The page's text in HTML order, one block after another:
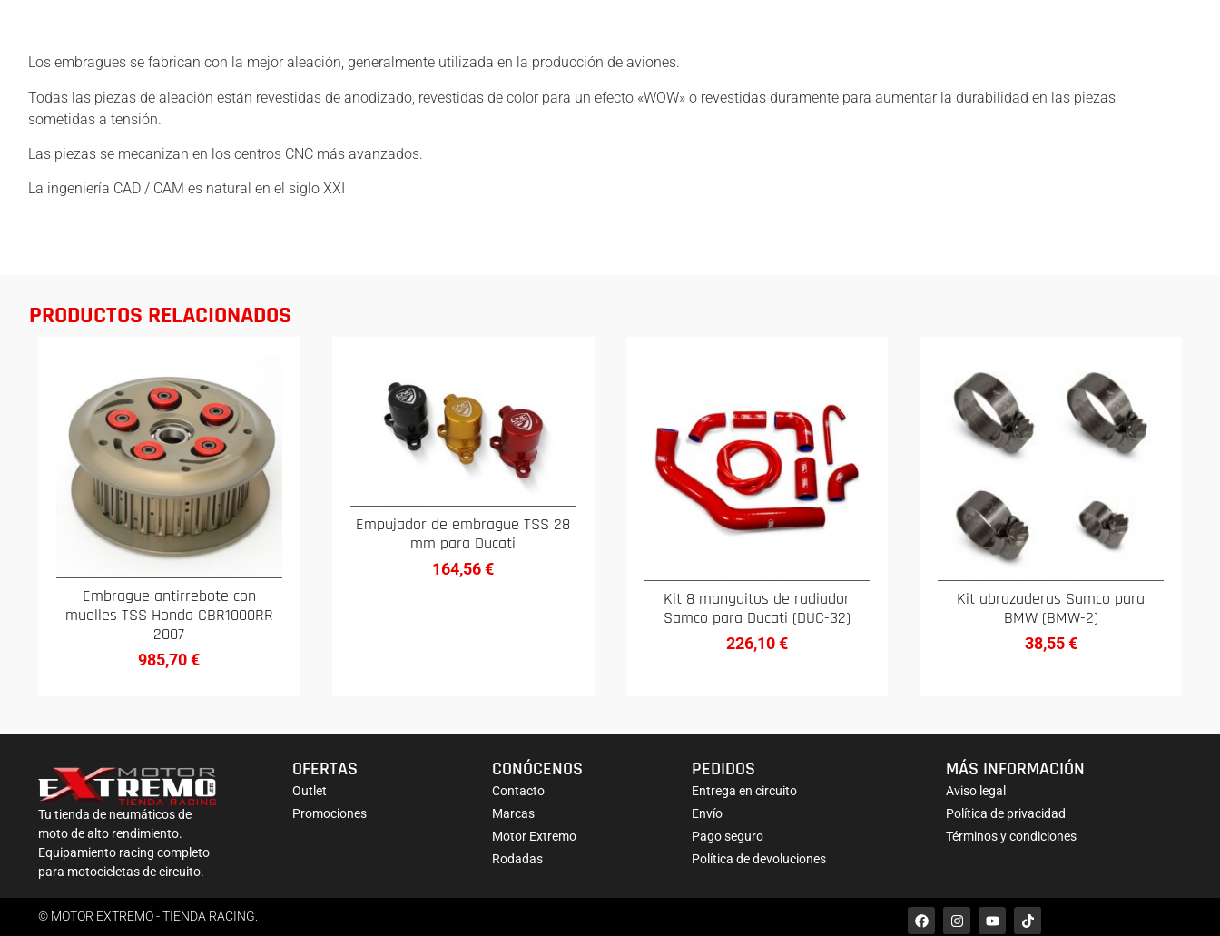
Los embragues se fabrican con la mejor aleación, generalmente utilizada en la producción de aviones.
Todas las piezas de aleación están revestidas de anodizado, revestidas de color para un efecto «WOW» o revestidas duramente para aumentar la durabilidad en las piezas
sometidas a tensión.
Las piezas se mecanizan en los centros CNC más avanzados.
La ingeniería CAD / CAM es natural en el siglo XXI
PRODUCTOS RELACIONADOS
Embrague antirrebote con
muelles TSS Honda CBR1000RR
2007
985,70€
Empujador de embrague TSS 28
mm para Ducati
164,56€
Kit 8 manguitos de radiador
Samco para Ducati (DUC-32)
226,10€
Kit abrazaderas Samco para
BMW (BMW-2)
38,55€
Tu tienda de neumáticos de
moto de alto rendimiento.
Equipamiento racing completo
para motocicletas de circuito.
OFERTAS
Outlet
Promociones
CONÓCENOS
Contacto
Marcas
Motor Extremo
Rodadas
PEDIDOS
Entrega en circuito
Envío
Pago seguro
Política de devoluciones
MÁS INFORMACIÓN
Aviso legal
Política de privacidad
Términos y condiciones
© MOTOR EXTREMO - TIENDA RACING.